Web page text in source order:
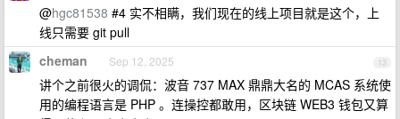
@hgc81538 #4 实不相瞒，我们现在的线上项目就是这个，上
线只需要 git pull
13
cheman Sep 12, 2025
讲个之前很火的调侃：波音 737 MAX 鼎鼎大名的 MCAS 系统使
用的编程语言是 PHP 。连操控都敢用，区块链 WEB3 钱包又算